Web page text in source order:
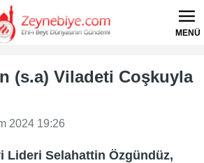
MENÜ
(s.a) Viladeti Coşkuyla
2024 19:26
Lideri Selahattin Özgündüz,